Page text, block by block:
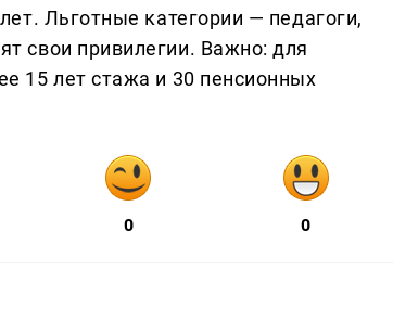
Льготные категории — педагоги,
свои привилегии. Важно: для
15 лет стажа и 30 пенсионных
0 0